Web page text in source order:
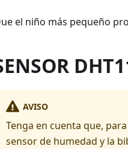
el niño más pequeño
AVISO
Tenga en cuenta que,
sensor de humedad y la